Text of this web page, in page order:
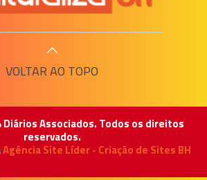
VOLTAR AO TOPO
Diários Associados. Todos os direitos
reservados.
Agência Site Líder - Criação de Sites BH